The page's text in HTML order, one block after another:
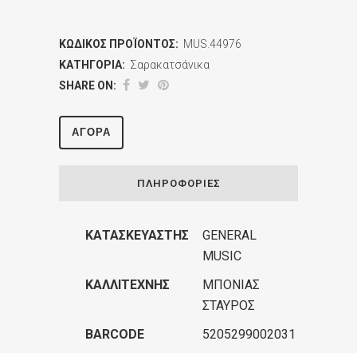
ΚΩΔΙΚΌΣ ΠΡΟΪΌΝΤΟΣ: MUS.44976
ΚΑΤΗΓΟΡΊΑ: Σαρακατσάνικα
SHARE ON:
ΑΓΟΡΆ
ΠΛΗΡΟΦΟΡΊΕΣ
ΚΑΤΑΣΚΕΥΑΣΤΉΣ
GENERAL
MUSIC
ΚΑΛΛΙΤΈΧΝΗΣ
ΜΠΟΝΙΑΣ
ΣΤΑΥΡΟΣ
BARCODE
5205299002031